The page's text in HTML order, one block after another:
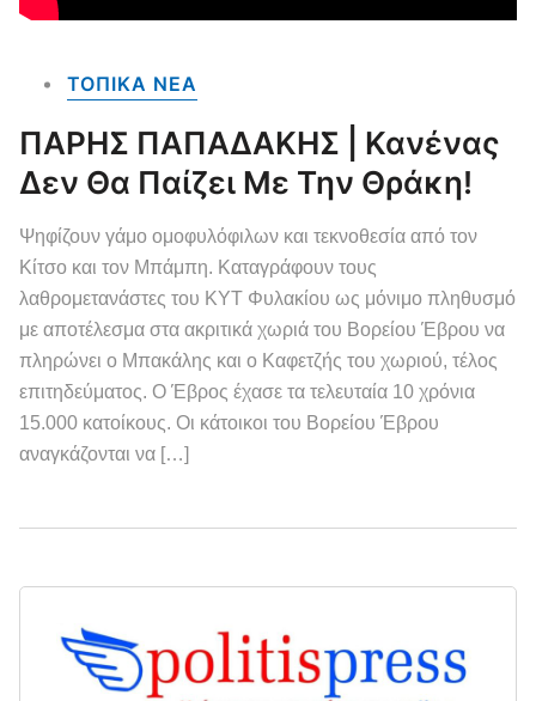
ΤΟΠΙΚΑ NEA
ΠΑΡΗΣ ΠΑΠΑΔΑΚΗΣ | Κανένας
Δεν Θα Παίζει Με Την Θράκη!
Ψηφίζουν γάμο ομοφυλόφιλων και τεκνοθεσία από τον
Κίτσο και τον Μπάμπη. Καταγράφουν τους
λαθρομετανάστες του ΚΥΤ Φυλακίου ως μόνιμο πληθυσμό
με αποτέλεσμα στα ακριτικά χωριά του Βορείου Έβρου να
πληρώνει ο Μπακάλης και ο Καφετζής του χωριού, τέλος
επιτηδεύματος. Ο Έβρος έχασε τα τελευταία 10 χρόνια
15.000 κατοίκους. Οι κάτοικοι του Βορείου Έβρου
αναγκάζονται να […]